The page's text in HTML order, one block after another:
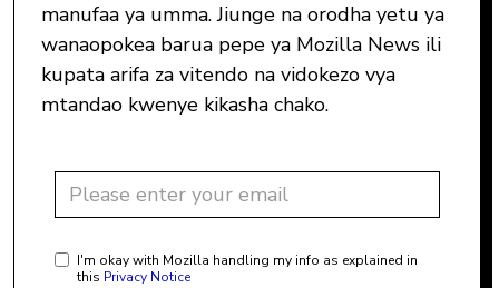
manufaa ya umma. Jiunge na orodha yetu ya
wanaopokea barua pepe ya Mozilla News ili
kupata arifa za vitendo na vidokezo vya
mtandao kwenye kikasha chako.
I'm okay with Mozilla handling my info as explained in
this Privacy Notice